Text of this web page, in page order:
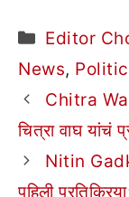
Editor
News,
Chitra
चित्रा वाघ यांचं
Nitin
पहिली